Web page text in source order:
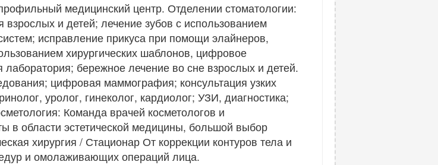
медицинский центр. Отделении стоматологии:
взрослых и детей; лечение зубов с использованием
исправление прикуса при помощи элайнеров,
хирургических шаблонов, цифровое
лаборатория; бережное лечение во сне взрослых и детей.
цифровая маммография; консультация узких
уролог, гинеколог, кардиолог; УЗИ, диагностика;
Команда врачей косметологов и
в области эстетической медицины, большой выбор
хирургия / Стационар От коррекции контуров тела и
и омолаживающих операций лица.